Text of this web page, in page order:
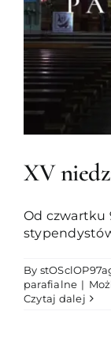
XV
Od czwartku
By
parafialne |
Czytaj dalej